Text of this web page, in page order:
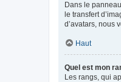
Dans le
le transfert
d’avatars, nous
Haut
Quel est mon
Les rangs, qui